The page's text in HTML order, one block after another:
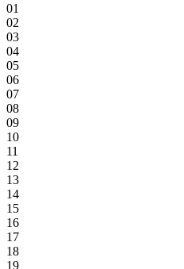
01
02
03
04
05
06
07
08
09
10
11
12
13
14
15
16
17
18
19